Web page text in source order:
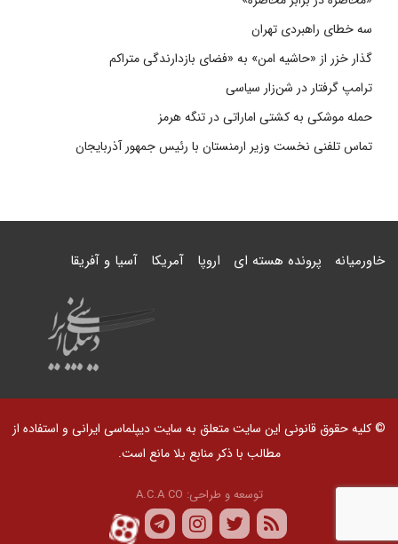
سه خطای راهبردی تهران
گذار خزر از «حاشیه امن» به «فضای بازدارندگی متراکم
ترامپ گرفتار در شن‌زار سیاسی
حمله موشکی به کشتی اماراتی در تنگه هرمز
تماس تلفنی نخست وزیر ارمنستان با رئیس جمهور آذربایجان
خاورمیانه پرونده هسته ای اروپا آمریکا آسیا و آفریقا
© کلیه حقوق قانونی این سایت متعلق به سایت دیپلماسی ایرانی و استفاده از
مطالب با ذکر منابع بلا مانع است.
توسعه و طراحی: A.C.A CO